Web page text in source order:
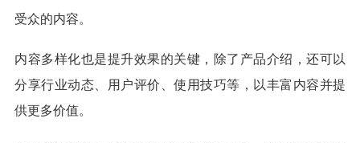
受众的内容。
内容多样化也是提升效果的关键，除了产品介绍，还可以
分享行业动态、用户评价、使用技巧等，以丰富内容并提
供更多价值。